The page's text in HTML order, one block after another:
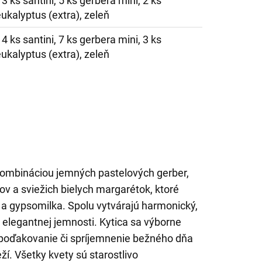
(extra), zeleň
ks santini, 7 ks gerbera mini, 3 ks
(extra), zeleň
jemných pastelových gerber,
a sviežich bielych margarétok, ktoré
gypsomilka. Spolu vytvárajú harmonický,
jemnosti. Kytica sa výborne
či spríjemnenie bežného dňa
Všetky kvety sú starostlivo